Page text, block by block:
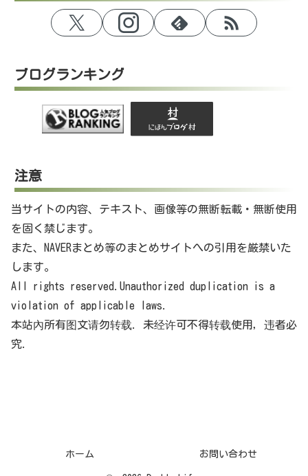
ブログランキング
注意
当サイトの内容、テキスト、画像等の無断転載・無断使用
を固く禁じます。
また、NAVERまとめ等のまとめサイトへの引用を厳禁いた
します。
All rights reserved.Unauthorized duplication is a
violation of applicable laws.
本站內所有图文请勿转载. 未经许可不得转载使用，违者必
究.
ホーム お問い合わせ